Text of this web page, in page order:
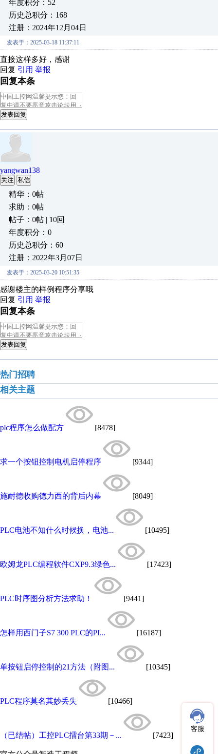
年度积分：52
历史总积分：168
注册：2024年12月04日
发表于：2025-03-18 11:37:11
直接这样多好，感谢
回复 引用 举报
回复本条
发表回复
yangwan138
关注 私信
精华：0帖
求助：0帖
帖子：0帖 | 10回
年度积分：0
历史总积分：60
注册：2022年3月07日
发表于：2025-03-20 10:51:35
感谢楼主的样例程序分享哦
回复 引用 举报
回复本条
发表回复
热门招聘
相关主题
plc程序怎么做配方 [8478]
求一个按钮控制电机启停程序 [9344]
施耐德收购德力西的背后内幕 [8049]
PLC电池不知什么时候换，电池... [10495]
欧姆龙PLC编程软件CXP9.3绿色... [17423]
PLC时序图分析方法求助！ [9441]
怎样用西门子S7 300 PLC的PI... [16187]
单按钮启停控制的21方法（附图... [10345]
PLC程序莫名其妙丢失 [10466]
（已结帖）工控PLC擂台第33期－... [7423]
客服